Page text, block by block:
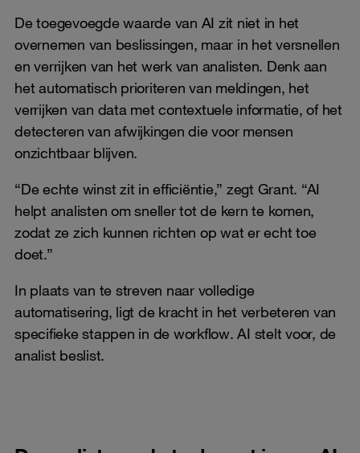
De toegevoegde waarde van AI zit niet in het
overnemen van beslissingen, maar in het versnellen
en verrijken van het werk van analisten. Denk aan
het automatisch prioriteren van meldingen, het
verrijken van data met contextuele informatie, of het
detecteren van afwijkingen die voor mensen
onzichtbaar blijven.
“De echte winst zit in efficiëntie,” zegt Grant. “AI
helpt analisten om sneller tot de kern te komen,
zodat ze zich kunnen richten op wat er echt toe
doet.”
In plaats van te streven naar volledige
automatisering, ligt de kracht in het verbeteren van
specifieke stappen in de workflow. AI stelt voor, de
analist beslist.